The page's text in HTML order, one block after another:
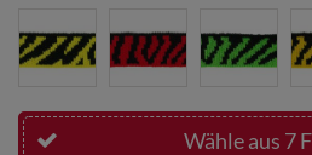
Wähle aus 7